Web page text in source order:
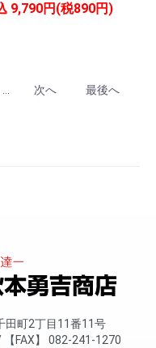
9,790円(税890円)
... 次へ 最後へ
田町2丁目11番11号
FAX
082-241-1270